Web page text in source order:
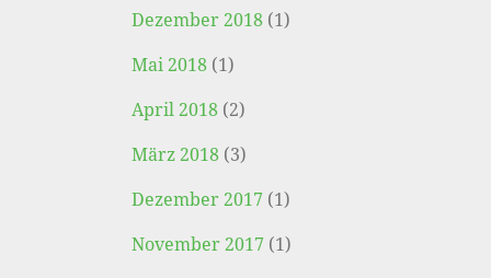
Dezember 2018 (1)
Mai 2018 (1)
April 2018 (2)
März 2018 (3)
Dezember 2017 (1)
November 2017 (1)